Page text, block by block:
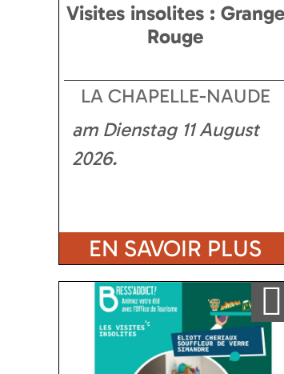
Visites insolites : Grange
Rouge
LA CHAPELLE-NAUDE
am Dienstag 11 August
2026
EN SAVOIR PLUS
Ajouter a